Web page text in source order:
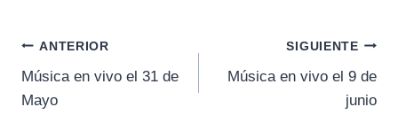
Navegación
de
ANTERIOR
Música en vivo el 31 de
Mayo
SIGUIENTE
Música en vivo el 9 de
junio